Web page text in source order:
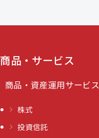
商品・サービス
商品・資産運用サービス
株式
投資信託